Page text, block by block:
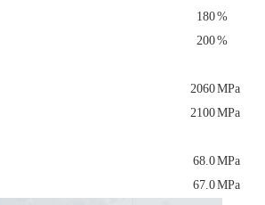
180%
200%
2060MPa
2100MPa
68.0MPa
67.0MPa